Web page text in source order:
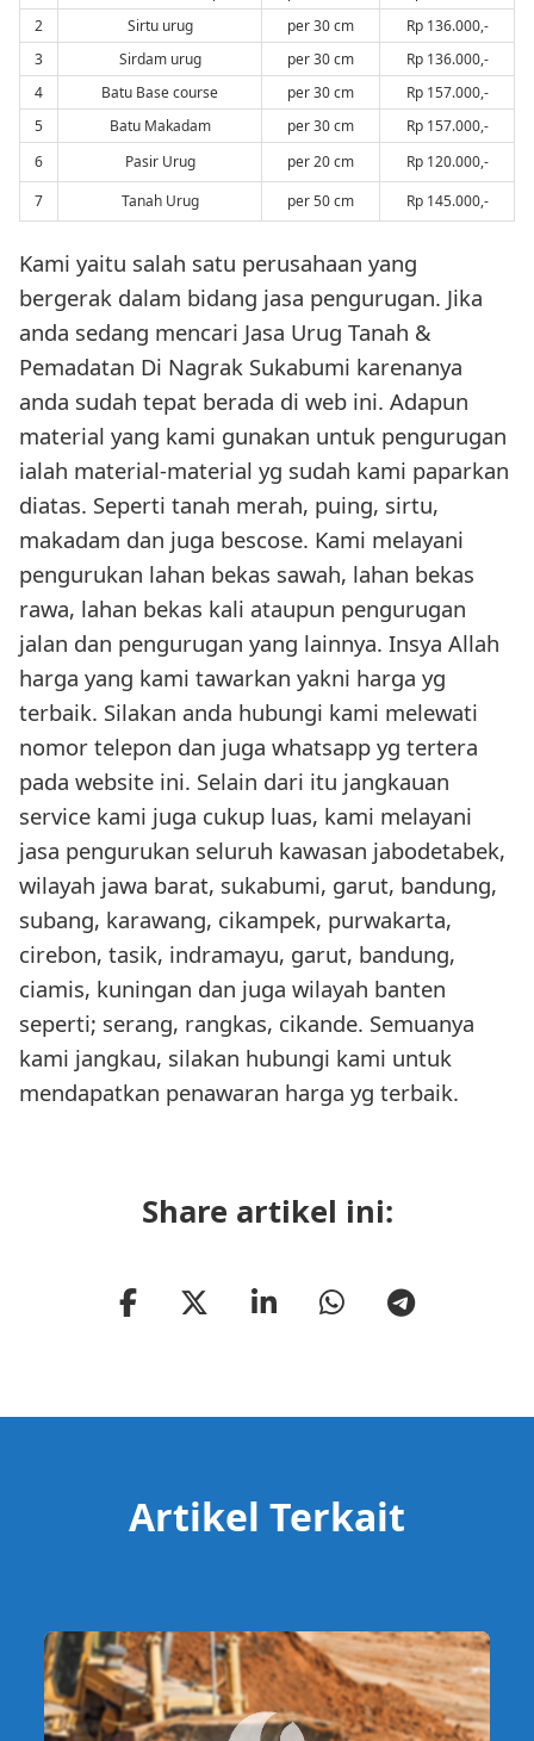
2
Sirtu urug per 30 cm
Rp 136.000,-
3
Sirdam urug per 30 cm
Rp 136.000,-
4
Batu Base course per 30 cm
Rp 157.000,-
5
Batu Makadam per 30 cm
Rp 157.000,-
6
Pasir Urug per 20 cm
Rp 120.000,-
7
Tanah Urug per 50 cm Rp 145.000,-
Kami yaitu salah satu perusahaan yang
bergerak dalam bidang jasa pengurugan. Jika
anda sedang mencari Jasa Urug Tanah &
Pemadatan Di Nagrak Sukabumi karenanya
anda sudah tepat berada di web ini. Adapun
material yang kami gunakan untuk pengurugan
ialah material-material yg sudah kami paparkan
diatas. Seperti tanah merah, puing, sirtu,
makadam dan juga bescose. Kami melayani
pengurukan lahan bekas sawah, lahan bekas
rawa, lahan bekas kali ataupun pengurugan
jalan dan pengurugan yang lainnya. Insya Allah
harga yang kami tawarkan yakni harga yg
terbaik. Silakan anda hubungi kami melewati
nomor telepon dan juga whatsapp yg tertera
pada website ini. Selain dari itu jangkauan
service kami juga cukup luas, kami melayani
jasa pengurukan seluruh kawasan jabodetabek,
wilayah jawa barat, sukabumi, garut, bandung,
subang, karawang, cikampek, purwakarta,
cirebon, tasik, indramayu, garut, bandung,
ciamis, kuningan dan juga wilayah banten
seperti; serang, rangkas, cikande. Semuanya
kami jangkau, silakan hubungi kami untuk
mendapatkan penawaran harga yg terbaik.
Share artikel ini:
Artikel Terkait